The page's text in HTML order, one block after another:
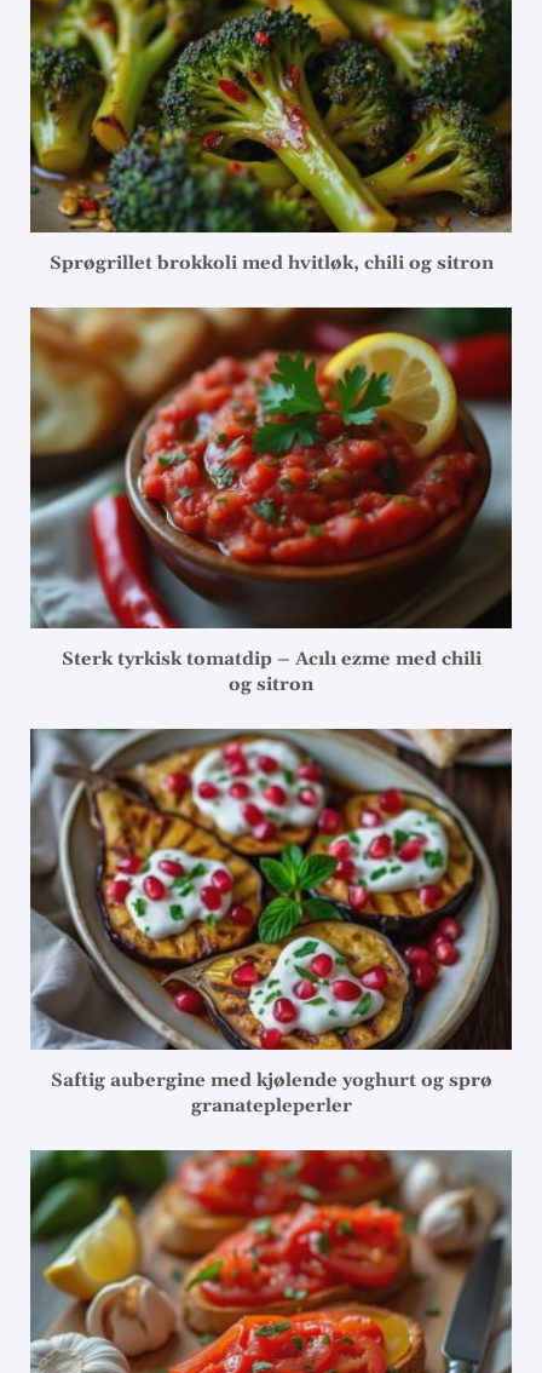
Sprøgrillet brokkoli med hvitløk, chili og sitron
Sterk tyrkisk tomatdip – Acılı ezme med chili
og sitron
Saftig aubergine med kjølende yoghurt og sprø
granatepleperler